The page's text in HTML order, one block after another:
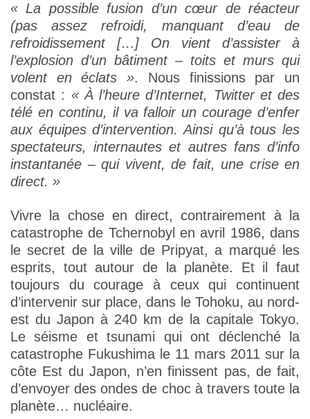
« La possible fusion d’un cœur de réacteur
(pas assez refroidi, manquant d’eau de
refroidissement […] On vient d’assister à
l’explosion d’un bâtiment – toits et murs qui
volent en éclats ». Nous finissions par un
constat : « À l’heure d’Internet, Twitter et des
télé en continu, il va falloir un courage d’enfer
aux équipes d’intervention. Ainsi qu’à tous les
spectateurs, internautes et autres fans d’info
instantanée – qui vivent, de fait, une crise en
direct. »
Vivre la chose en direct, contrairement à la
catastrophe de Tchernobyl en avril 1986, dans
le secret de la ville de Pripyat, a marqué les
esprits, tout autour de la planète. Et il faut
toujours du courage à ceux qui continuent
d’intervenir sur place, dans le Tohoku, au nord-
est du Japon à 240 km de la capitale Tokyo.
Le séisme et tsunami qui ont déclenché la
catastrophe Fukushima le 11 mars 2011 sur la
côte Est du Japon, n’en finissent pas, de fait,
d’envoyer des ondes de choc à travers toute la
planète… nucléaire.